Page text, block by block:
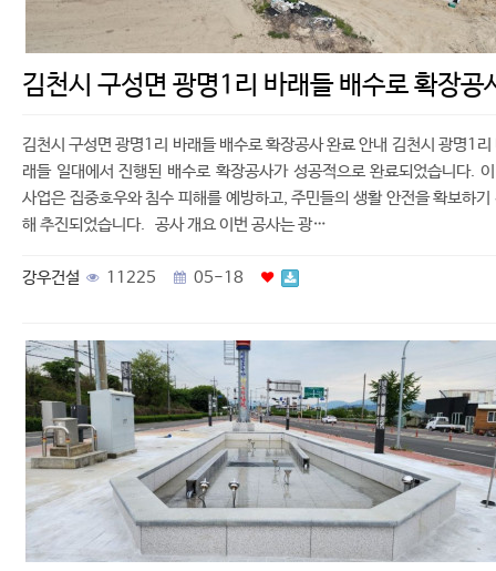
김천시 구성면 광명1리 바래들 배수로 확장공
김천시 구성면 광명1리 바래들 배수로 확장공사 완료 안내 김천시 광명1리
래들 일대에서 진행된 배수로 확장공사가 성공적으로 완료되었습니다.
사업은 집중호우와 침수 피해를 예방하고, 주민들의 생활 안전을 확보하기
해 추진되었습니다. 공사 개요 이번 공사는 광…
강우건설 11225 05-18